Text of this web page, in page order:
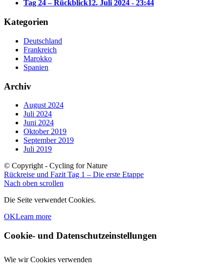
Tag 24 – Rückblick12. Juli 2024 - 23:44
Kategorien
Deutschland
Frankreich
Marokko
Spanien
Archiv
August 2024
Juli 2024
Juni 2024
Oktober 2019
September 2019
Juli 2019
© Copyright - Cycling for Nature
Rückreise und Fazit Tag 1 – Die erste Etappe
Nach oben scrollen
Die Seite verwendet Cookies.
OKLearn more
Cookie- und Datenschutzeinstellungen
Wie wir Cookies verwenden